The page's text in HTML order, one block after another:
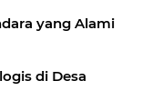
yang Alami
di Desa